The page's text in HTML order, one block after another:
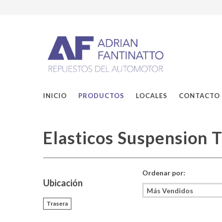
INICIO PRODUCTOS LOCALES CONTACTO
Elasticos Suspension
Ubicación
Trasera
Ordenar por: